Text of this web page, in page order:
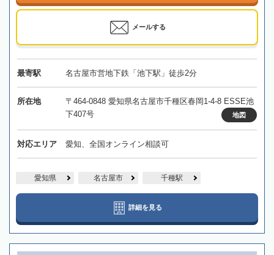
メールする
最寄駅 名古屋市営地下鉄「池下駅」徒歩2分
所在地
〒464-0848 愛知県名古屋市千種区春岡1-4-8 ESSE池
下407号
地図
対応エリア 愛知、全国オンライン相談可
愛知県 名古屋市 千種駅
詳細を見る